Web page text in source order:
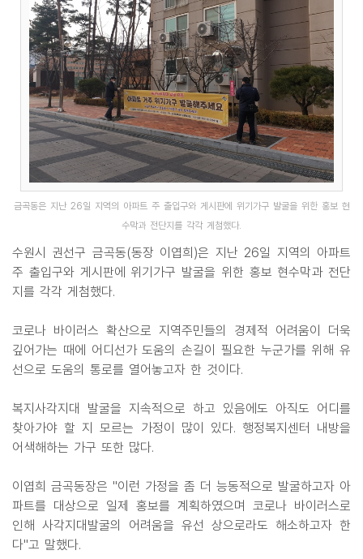
금곡동은 지난 26일 지역의 아파트 주 출입구와 게시판에 위기가구 발굴을 위한 홍보 현
수막과 전단지를 각각 게첨했다.
수원시 권선구 금곡동(동장 이엽희)은 지난 26일 지역의 아파트
주 출입구와 게시판에 위기가구 발굴을 위한 홍보 현수막과 전단
지를 각각 게첨했다.
코로나 바이러스 확산으로 지역주민들의 경제적 어려움이 더욱
깊어가는 때에 어디선가 도움의 손길이 필요한 누군가를 위해 유
선으로 도움의 통로를 열어놓고자 한 것이다.
복지사각지대 발굴을 지속적으로 하고 있음에도 아직도 어디를
찾아가야 할 지 모르는 가정이 많이 있다. 행정복지센터 내방을
어색해하는 가구 또한 많다.
이엽희 금곡동장은 "이런 가정을 좀 더 능동적으로 발굴하고자 아
파트를 대상으로 일제 홍보를 계획하였으며 코로나 바이러스로
인해 사각지대발굴의 어려움을 유선 상으로라도 해소하고자 한
다"고 말했다.